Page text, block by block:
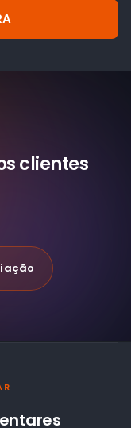
clientes